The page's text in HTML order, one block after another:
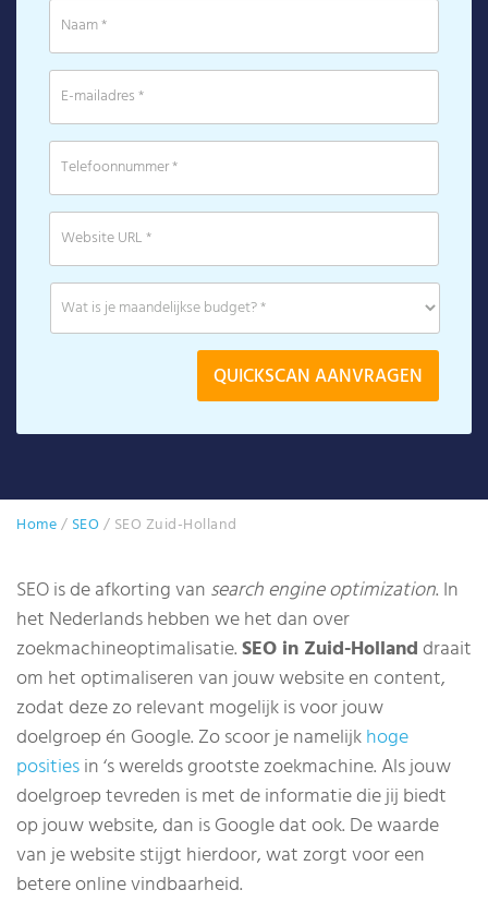
Home/ SEO/ SEO Zuid-Holland
SEO is de afkorting van search engine optimization. In
het Nederlands hebben we het dan over
zoekmachineoptimalisatie.SEO in Zuid-Hollanddraait
om het optimaliseren van jouw website en content,
zodat deze zo relevant mogelijk is voor jouw
doelgroep én Google. Zo scoor je namelijkhoge
positiesin ‘s werelds grootste zoekmachine. Als jouw
doelgroep tevreden is met de informatie die jij biedt
op jouw website, dan is Google dat ook. De waarde
van je website stijgt hierdoor, wat zorgt voor een
betere online vindbaarheid.